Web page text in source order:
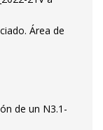
Área de
de un N3.1-